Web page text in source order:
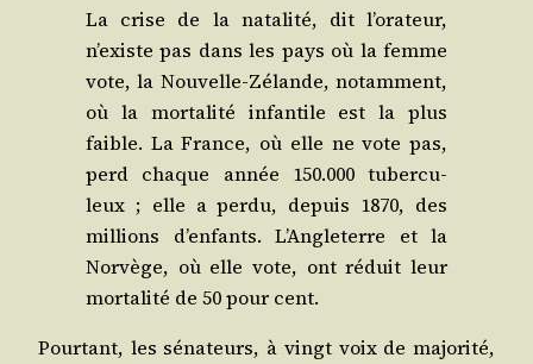
La crise de la nata­li­té, dit l’orateur,
n’existe pas dans les pays où la femme
vote, la Nou­velle-Zélande, notam­ment,
où la mor­ta­li­té infan­tile est la plus
faible. La France, où elle ne vote pas,
perd chaque année 150.000 tuber­cu­
leux ; elle a per­du, depuis 1870, des
mil­lions d’enfants. L’Angleterre et la
Nor­vège, où elle vote, ont réduit leur
mor­ta­li­té de 50 pour cent.
Pour­tant, les séna­teurs, à vingt voix de majo­ri­té,